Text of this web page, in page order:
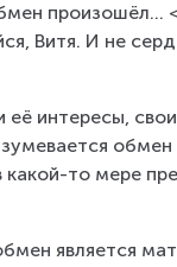
произошёл…
Витя. И не
интересы,
обмен
то мере
является